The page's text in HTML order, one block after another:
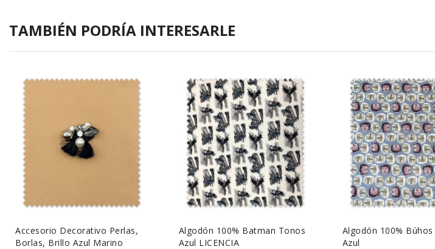
TAMBIÉN PODRÍA INTERESARLE
Accesorio Decorativo Perlas,
Borlas, Brillo Azul Marino
Algodón 100% Batman Tonos
Azul LICENCIA
Algodón 100%
Azul